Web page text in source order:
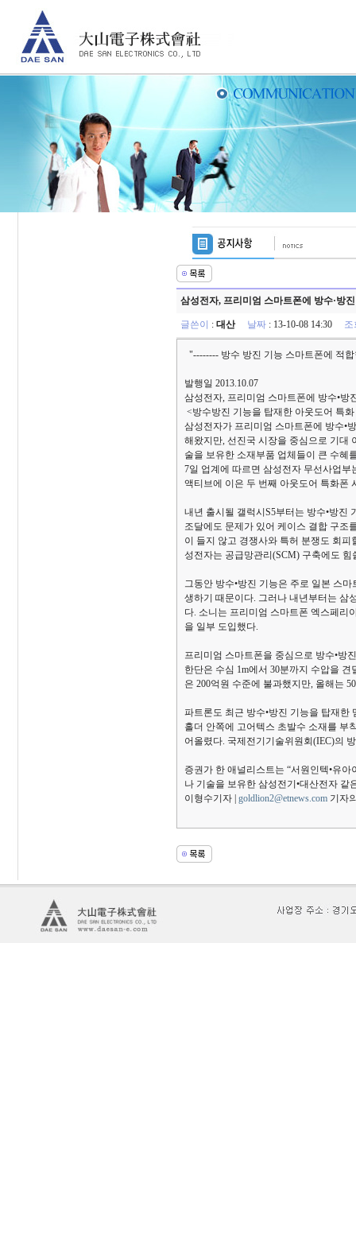
삼성전자, 프리미엄 스마트폰에 방수·방
글쓴이 :대산 날짜 : 13-10-08 14:30 조
"-------- 방수 방진 기능 스마트폰에 적
발행일 2013.10.07
삼성전자, 프리미엄 스마트폰에 방수•
<방수방진 기능을 탑재한 아웃도어 특
삼성전자가 프리미엄 스마트폰에 방수•
해왔지만, 선진국 시장을 중심으로 기대
술을 보유한 소재부품 업체들이 큰 수혜
7일 업계에 따르면 삼성전자 무선사업
액티브에 이은 두 번째 아웃도어 특화폰
내년 출시될 갤럭시S5부터는 방수•방진
조달에도 문제가 있어 케이스 결합 구조
이 들지 않고 경쟁사와 특허 분쟁도 회
성전자는 공급망관리(SCM) 구축에도 힘
그동안 방수•방진 기능은 주로 일본 스
생하기 때문이다. 그러나 내년부터는 삼
다. 소니는 프리미엄 스마트폰 엑스페리
을 일부 도입했다.
프리미엄 스마트폰을 중심으로 방수•방
한단은 수심 1m에서 30분까지 수압을
은 200억원 수준에 불과했지만, 올해는
파트론도 최근 방수•방진 기능을 탑재
홀더 안쪽에 고어텍스 초발수 소재를 부
어올렸다. 국제전기기술위원회(IEC)의
증권가 한 애널리스트는 “서원인텍•유
나 기술을 보유한 삼성전기•대산전자
이형수기자 |goldlion2@etnews.com 기자